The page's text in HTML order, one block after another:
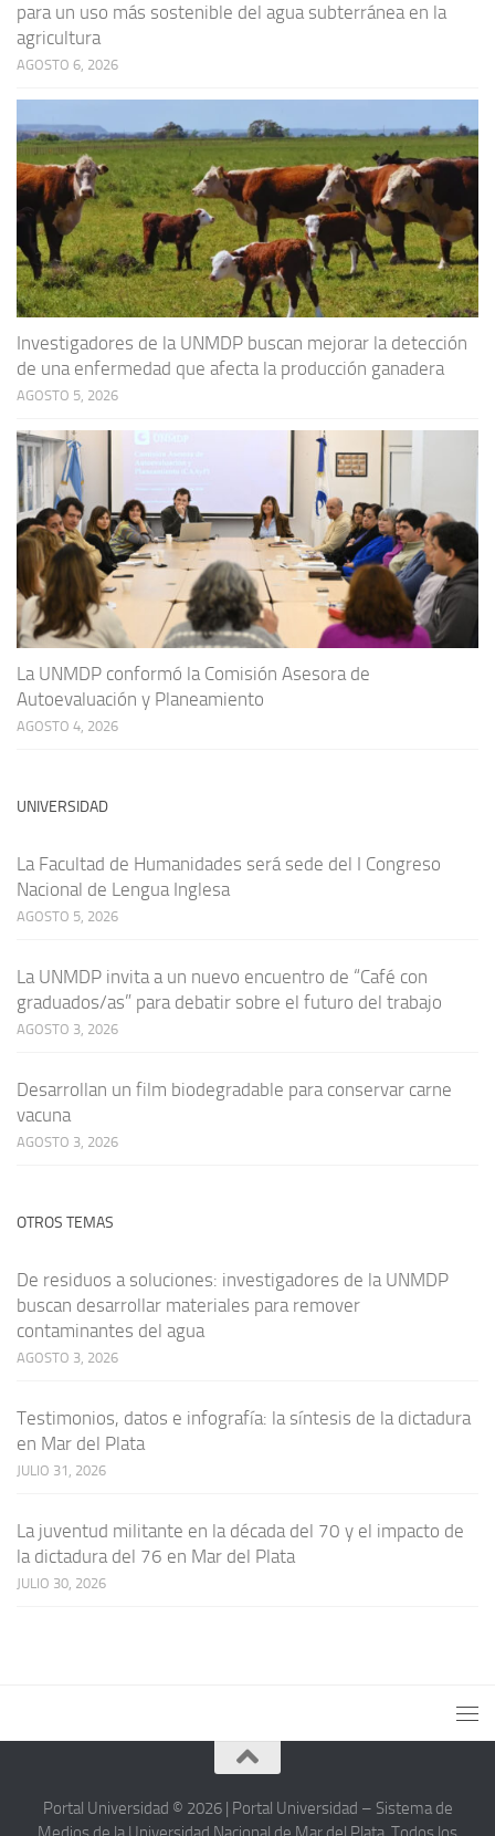
para un uso más sostenible del agua subterránea en la
agricultura
AGOSTO 6, 2026
Investigadores de la UNMDP buscan mejorar la detección
de una enfermedad que afecta la producción ganadera
AGOSTO 5, 2026
La UNMDP conformó la Comisión Asesora de
Autoevaluación y Planeamiento
AGOSTO 4, 2026
UNIVERSIDAD
La Facultad de Humanidades será sede del I Congreso
Nacional de Lengua Inglesa
AGOSTO 5, 2026
La UNMDP invita a un nuevo encuentro de “Café con
graduados/as” para debatir sobre el futuro del trabajo
AGOSTO 3, 2026
Desarrollan un film biodegradable para conservar carne
vacuna
AGOSTO 3, 2026
OTROS TEMAS
De residuos a soluciones: investigadores de la UNMDP
buscan desarrollar materiales para remover
contaminantes del agua
AGOSTO 3, 2026
Testimonios, datos e infografía: la síntesis de la dictadura
en Mar del Plata
JULIO 31, 2026
La juventud militante en la década del 70 y el impacto de
la dictadura del 76 en Mar del Plata
JULIO 30, 2026
Portal Universidad © 2026 | Portal Universidad – Sistema de